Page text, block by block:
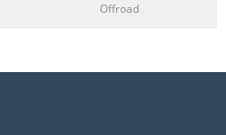
Offroad